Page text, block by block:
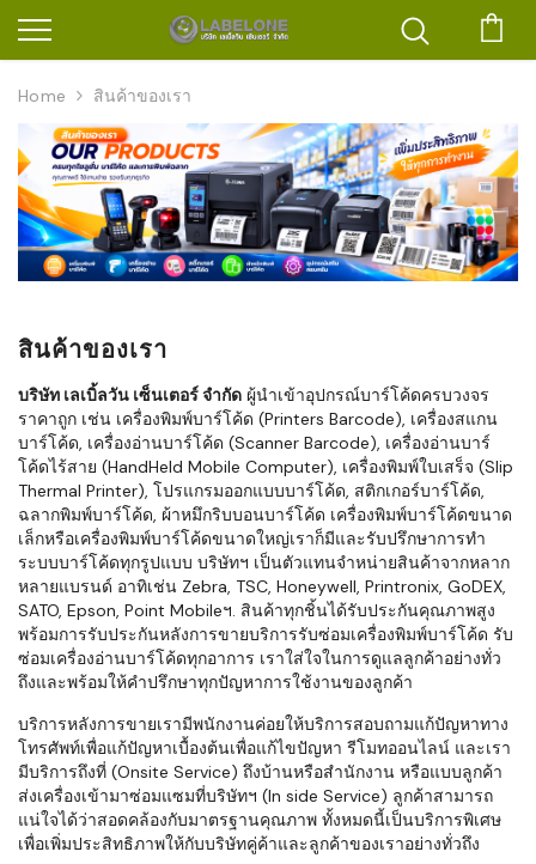
Home สินค้าของเรา
สินค้าของเรา
บริษัท เลเบิ้ลวัน เซ็นเตอร์ จำกัด ผู้นำเข้าอุปกรณ์บาร์โค้ดครบวงจร
ราคาถูก เช่น เครื่องพิมพ์บาร์โค้ด (Printers Barcode), เครื่องสแกน
บาร์โค้ด, เครื่องอ่านบาร์โค้ด (Scanner Barcode), เครื่องอ่านบาร์
โค้ดไร้สาย (HandHeld Mobile Computer), เครื่องพิมพ์ใบเสร็จ (Slip
Thermal Printer), โปรแกรมออกแบบบาร์โค้ด, สติกเกอร์บาร์โค้ด,
ฉลากพิมพ์บาร์โค้ด, ผ้าหมึกริบบอนบาร์โค้ด เครื่องพิมพ์บาร์โค้ดขนาด
เล็กหรือเครื่องพิมพ์บาร์โค้ดขนาดใหญ่เราก็มีและรับปรึกษาการทำ
ระบบบาร์โค้ดทุกรูปแบบ บริษัทฯ เป็นตัวแทนจำหน่ายสินค้าจากหลาก
หลายแบรนด์ อาทิเช่น Zebra, TSC, Honeywell, Printronix, GoDEX,
SATO, Epson, Point Mobileฯ. สินค้าทุกชิ้นได้รับประกันคุณภาพสูง
พร้อมการรับประกันหลังการขายบริการรับซ่อมเครื่องพิมพ์บาร์โค้ด รับ
ซ่อมเครื่องอ่านบาร์โค้ดทุกอาการ เราใส่ใจในการดูแลลูกค้าอย่างทั่ว
ถึงและพร้อมให้คำปรึกษาทุกปัญหาการใช้งานของลูกค้า
บริการหลังการขายเรามีพนักงานค่อยให้บริการสอบถามแก้ปัญหาทาง
โทรศัพท์เพื่อแก้ปัญหาเบื้องต้นเพื่อแก้ไขปัญหา รีโมทออนไลน์ และเรา
มีบริการถึงที่ (Onsite Service) ถึงบ้านหรือสำนักงาน หรือแบบลูกค้า
ส่งเครื่องเข้ามาซ่อมแซมที่บริษัทฯ (In side Service) ลูกค้าสามารถ
แน่ใจได้ว่าสอดคล้องกับมาตรฐานคุณภาพ ทั้งหมดนี้เป็นบริการพิเศษ
เพื่อเพิ่มประสิทธิภาพให้กับบริษัทคู่ค้าและลูกค้าของเราอย่างทั่วถึง